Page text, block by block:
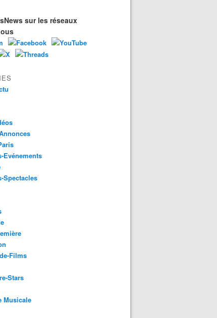
sur les réseaux
Evénements
Spectacles
Films
Stars
Musicale